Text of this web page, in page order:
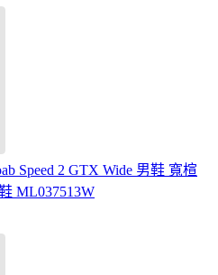
Speed 2 GTX Wide 男鞋 寬楦
ML037513W